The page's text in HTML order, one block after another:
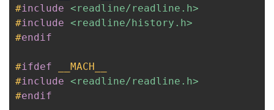
#include <readline/readline.h>
#include <readline/history.h>
#endif
#ifdef
__MACH__
#include <readline/readline.h>
#endif